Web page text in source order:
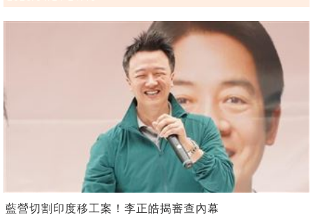
藍營切割印度移工案！李正皓揭審查內幕